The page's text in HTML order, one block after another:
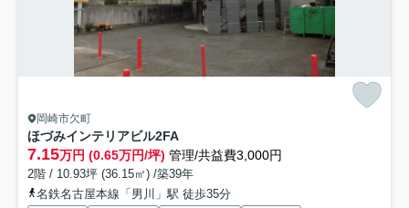
岡崎市欠町
ほづみインテリアビル2FA
7.15万円 (0.65万円/坪) 管理/共益費3,000円
2階 / 10.93坪 (36.15㎡) /築39年
名鉄名古屋本線「男川」駅 徒歩35分